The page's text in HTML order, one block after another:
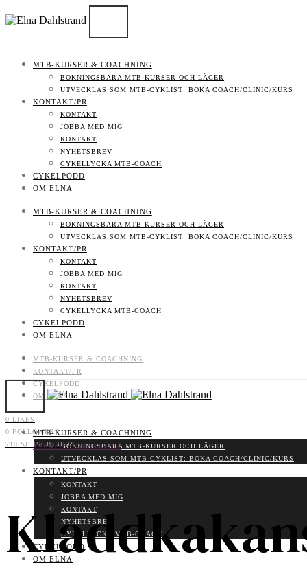
MTB-KURSER & COACHNING
BOKNINGSBARA MTB-KURSER OCH LÄGER
UTVECKLAS SOM MTB-CYKLIST: BOKA COACH/CLINIC/KURS
KONTAKT/PR
KONTAKT
JOBBA MED MIG
KONTAKT
NYHETSBREV
CYKELLYCKA MTB-COACH
CYKELPODD
OM ELNA
MTB-KURSER & COACHNING
BOKNINGSBARA MTB-KURSER OCH LÄGER
UTVECKLAS SOM MTB-CYKLIST: BOKA COACH/CLINIC/KURS
KONTAKT/PR
KONTAKT
JOBBA MED MIG
KONTAKT
NYHETSBREV
CYKELLYCKA MTB-COACH
CYKELPODD
OM ELNA
MTB-KURSER & COACHNING
KONTAKT/PR
CYKELPODD
OM ELNA
0 LIKES
0 FOLLOWERS
710 SUBSCRIBERS
MTB-KURSER & COACHNING
BOKNINGSBARA MTB-KURSER OCH LÄGER
UTVECKLAS SOM MTB-CYKLIST: BOKA COACH/CLINIC/KURS
KONTAKT/PR
KONTAKT
JOBBA MED MIG
KONTAKT
NYHETSBREV
CYKELLYCKA MTB-COACH
CYKELPODD
OM ELNA
VARDAG SOM CYKLIST